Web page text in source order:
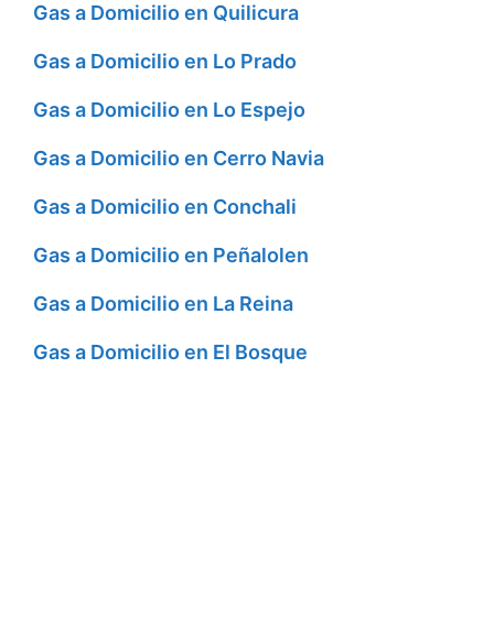
Gas a Domicilio en Quilicura
Gas a Domicilio en Lo Prado
Gas a Domicilio en Lo Espejo
Gas a Domicilio en Cerro Navia
Gas a Domicilio en Conchali
Gas a Domicilio en Peñalolen
Gas a Domicilio en La Reina
Gas a Domicilio en El Bosque